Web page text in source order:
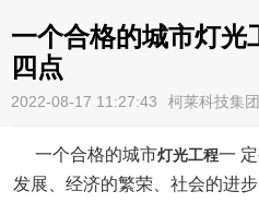
一个合格的城市灯光
四点
2022-08-17 11:27:43 柯莱科技集
一个合格的城市灯光工程一
发展、经济的繁荣、社会的进